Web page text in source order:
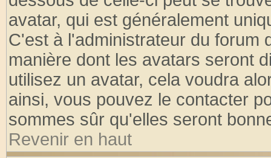
avatar, qui est généralement
C'est à l'administrateur du forum
manière dont les avatars seront
utilisez un avatar, cela voudra
ainsi, vous pouvez le contacter
sommes sûr qu'elles seront
Revenir en haut